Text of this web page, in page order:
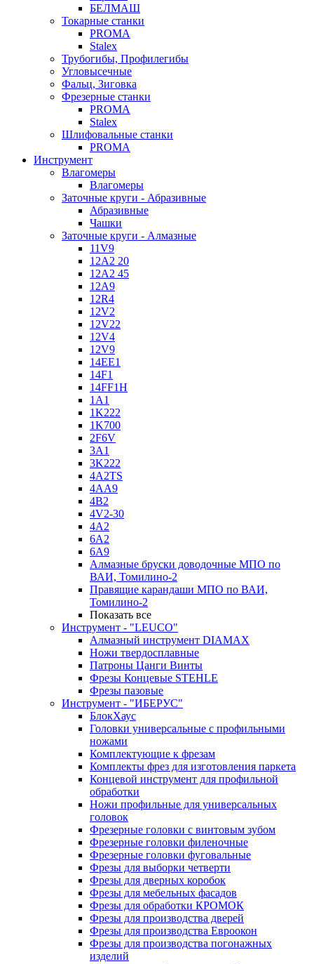
БЕЛМАШ
Токарные станки
PROMA
Stalex
Трубогибы, Профилегибы
Угловысечные
Фальц, Зиговка
Фрезерные станки
PROMA
Stalex
Шлифовальные станки
PROMA
Инструмент
Влагомеры
Влагомеры
Заточные круги - Абразивные
Абразивные
Чашки
Заточные круги - Алмазные
11V9
12A2 20
12A2 45
12A9
12R4
12V2
12V22
12V4
12V9
14EE1
14F1
14FF1H
1A1
1K222
1K700
2F6V
3A1
3K222
4A2TS
4AA9
4B2
4V2-30
4А2
6A2
6A9
Алмазные бруски доводочные МПО по
ВАИ, Томилино-2
Правящие карандаши МПО по ВАИ,
Томилино-2
Показать все
Инструмент - "LEUCO"
Алмазный инструмент DIAMAX
Ножи твердосплавные
Патроны Цанги Винты
Фрезы Концевые STEHLE
Фрезы пазовые
Инструмент - "ИБЕРУС"
БлокХаус
Головки универсальные с профильными
ножами
Комплектующие к фрезам
Комплекты фрез для изготовления паркета
Концевой инструмент для профильной
обработки
Ножи профильные для универсальных
головок
Фрезерные головки с винтовым зубом
Фрезерные головки филеночные
Фрезерные головки фуговальные
Фрезы для выборки четверти
Фрезы для дверных коробок
Фрезы для мебельных фасадов
Фрезы для обработки КРОМОК
Фрезы для производства дверей
Фрезы для производства Евроокон
Фрезы для производства погонажных
изделий